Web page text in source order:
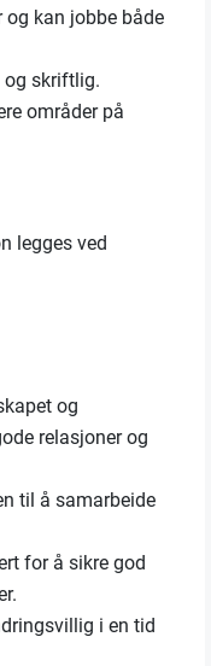
og kan jobbe både
og skriftlig.
områder på
legges ved
og
relasjoner og
til å samarbeide
for å sikre god
i en tid